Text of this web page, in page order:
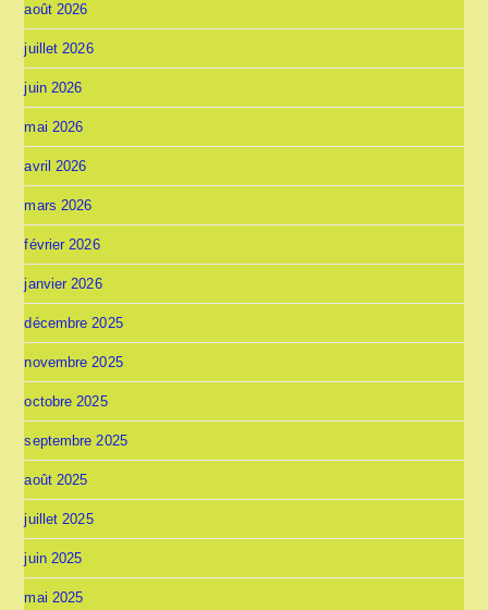
août 2026
juillet 2026
juin 2026
mai 2026
avril 2026
mars 2026
février 2026
janvier 2026
décembre 2025
novembre 2025
octobre 2025
septembre 2025
août 2025
juillet 2025
juin 2025
mai 2025